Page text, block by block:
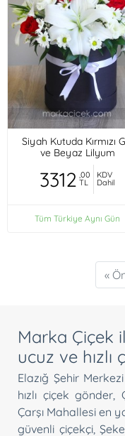
Siyah Kutuda Kırmızı
ve Beyaz Lilyum
3312 ,00
TL
KDV
Dahil
Tüm Türkiye Aynı Gün
«
Marka Çiçek
ucuz ve hızlı
Elazığ Şehir Merkezi
hızlı çiçek gönder
Çarşı Mahallesi en
güvenli çiçekçi,